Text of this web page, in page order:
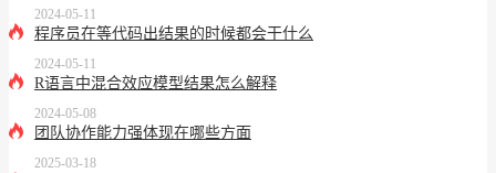
2024-05-11
程序员在等代码出结果的时候都会干什么
2024-05-11
R语言中混合效应模型结果怎么解释
2024-05-08
团队协作能力强体现在哪些方面
2025-03-18